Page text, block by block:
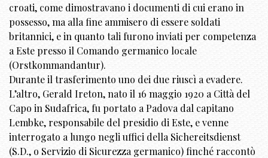
croati, come dimostravano i documenti di cui erano in
possesso, ma alla fine ammisero di essere soldati
britannici, e in quanto tali furono inviati per competenza
a Este presso il Comando germanico locale
(Orstkommandantur).
Durante il trasferimento uno dei due riuscì a evadere.
L’altro, Gerald Ireton, nato il 16 maggio 1920 a Città del
Capo in Sudafrica, fu portato a Padova dal capitano
Lembke, responsabile del presidio di Este, e venne
interrogato a lungo negli uffici della Sichereitsdienst
(S.D., o Servizio di Sicurezza germanico) finché raccontò